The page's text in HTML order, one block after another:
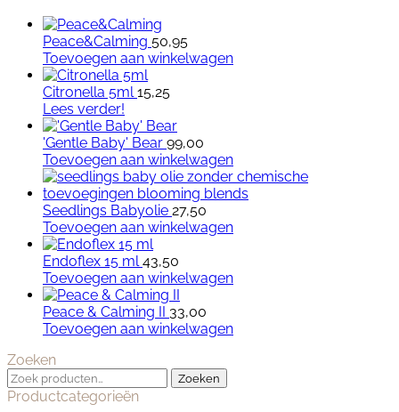
Peace&Calming 50,95
Toevoegen aan winkelwagen
Citronella 5ml15,25
Lees verder!
'Gentle Baby' Bear 99,00
Toevoegen aan winkelwagen
Seedlings Babyolie 27,50
Toevoegen aan winkelwagen
Endoflex 15 ml43,50
Toevoegen aan winkelwagen
Peace & Calming II 33,00
Toevoegen aan winkelwagen
Zoeken
Zoeken
naar:
Zoeken
Productcategorieën